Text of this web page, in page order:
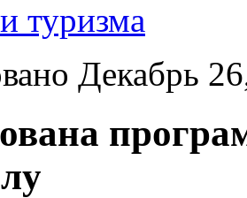
туризма
Декабрь